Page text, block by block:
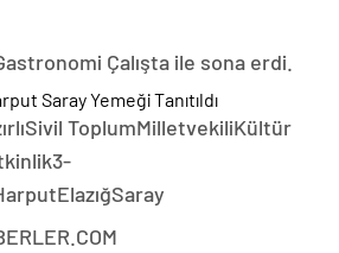
Çalışta ile sona erdi.
ToplumMilletvekiliKültür